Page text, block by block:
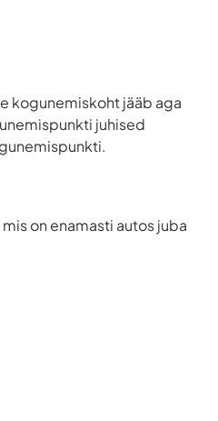
kogunemiskoht jääb aga
juhised
on enamasti autos juba